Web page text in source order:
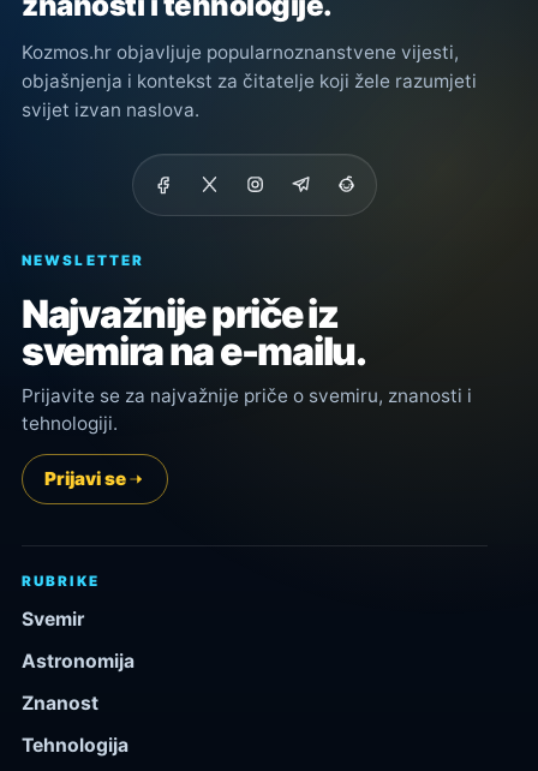
Kozmos.hr objavljuje popularnoznanstvene vijesti,
objašnjenja i kontekst za čitatelje koji žele razumjeti
svijet izvan naslova.
NEWSLETTER
Najvažnije priče iz
svemira na e-mailu.
Prijavite se za najvažnije priče o svemiru, znanosti i
tehnologiji.
Prijavi se
RUBRIKE
Svemir
Astronomija
Znanost
Tehnologija